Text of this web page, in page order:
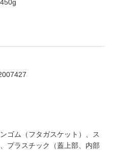
ゴム（フタガスケット）、ス
プラスチック（蓋上部、内部